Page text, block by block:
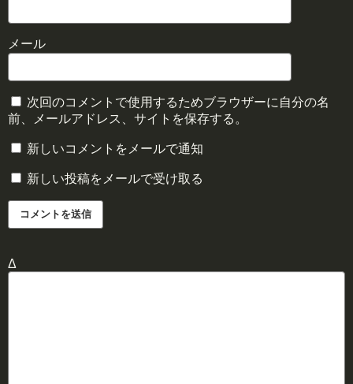
メール
次回のコメントで使用するためブラウザーに自分の名
前、メールアドレス、サイトを保存する。
新しいコメントをメールで通知
新しい投稿をメールで受け取る
Δ